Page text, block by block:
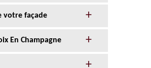
votre façade
En Champagne